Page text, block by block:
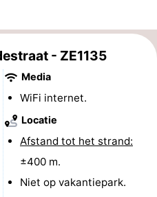
- ZE1135
Media
WiFi internet.
Locatie
Afstand tot het strand:
±400 m.
Niet op vakantiepark.